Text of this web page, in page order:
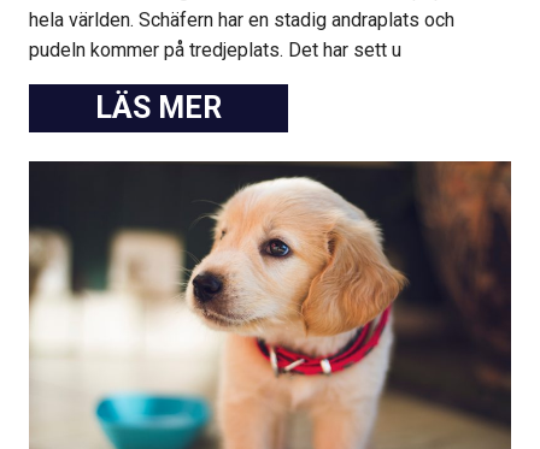
hela världen. Schäfern har en stadig andraplats och
pudeln kommer på tredjeplats. Det har sett u